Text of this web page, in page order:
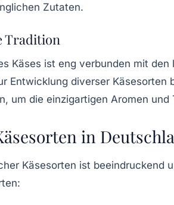
Zutaten.
Tradition
Käses ist eng verbunden mit
Entwicklung diverser
um die einzigartigen Aromen und
in
Käsesorten ist beeindruckend